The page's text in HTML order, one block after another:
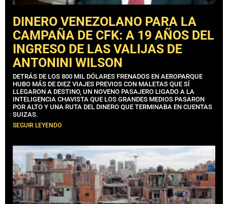
DINERO VENEZOLANO PARA LA
CAMPAÑA DE CFK: A 19 AÑOS DEL
INGRESO DE LAS VALIJAS DE
ANTONINI WILSON
DETRÁS DE LOS 800 MIL DÓLARES FRENADOS EN AEROPARQUE
HUBO MÁS DE DIEZ VIAJES PREVIOS CON MALETAS QUE SÍ
LLEGARON A DESTINO, UN NOVENO PASAJERO LIGADO A LA
INTELIGENCIA CHAVISTA QUE LOS GRANDES MEDIOS PASARON
POR ALTO Y UNA RUTA DEL DINERO QUE TERMINABA EN CUENTAS
SUIZAS.
SEGUIR LEYENDO